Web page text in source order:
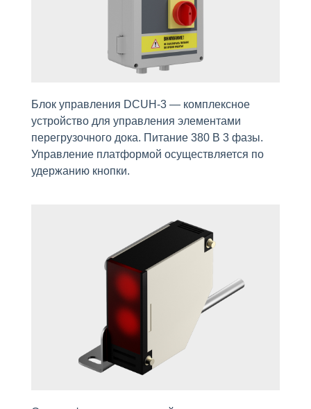
Блок управления DCUH-3 — комплексное
устройство для управления элементами
перегрузочного дока. Питание 380 В 3 фазы.
Управление платформой осуществляется по
удержанию кнопки.